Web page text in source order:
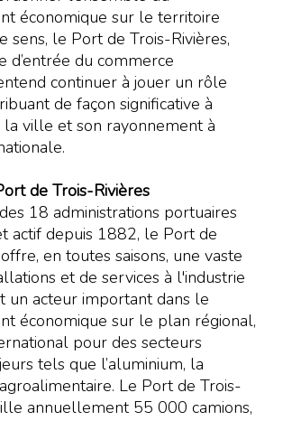
économique sur le territoire
sens, le Port de Trois-Rivières,
d’entrée du commerce
continuer à jouer un rôle
de façon significative à
la ville et son rayonnement à
de Trois-Rivières
18 administrations portuaires
actif depuis 1882, le Port de
en toutes saisons, une vaste
et de services à l'industrie
un acteur important dans le
économique sur le plan régional,
pour des secteurs
tels que l’aluminium, la
Le Port de Trois-
annuellement 55 000 camions,